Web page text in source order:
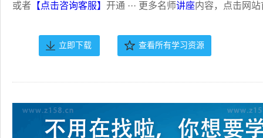
或者 【点击咨询客服】 开通 ··· 更多名师讲座内容，点击网
立即下载 查看所有学习资源